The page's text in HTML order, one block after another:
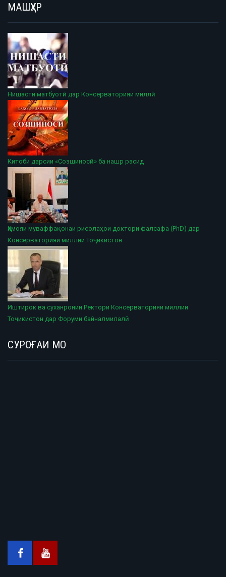
МАШҲУР
Нишасти матбуотӣ дар Консерваторияи миллӣ
Китоби дарсии «Созшиносӣ» ба нашр расид
Ҳимояи муваффақонаи рисолаҳои доктори фалсафа (PhD) дар
Консерваторияи миллии Тоҷикистон
Иштирок ва суханронии Ректори Консерваторияи миллии
Тоҷикистон дар Форуми байналмилалӣ
СУРОҒАИ МО